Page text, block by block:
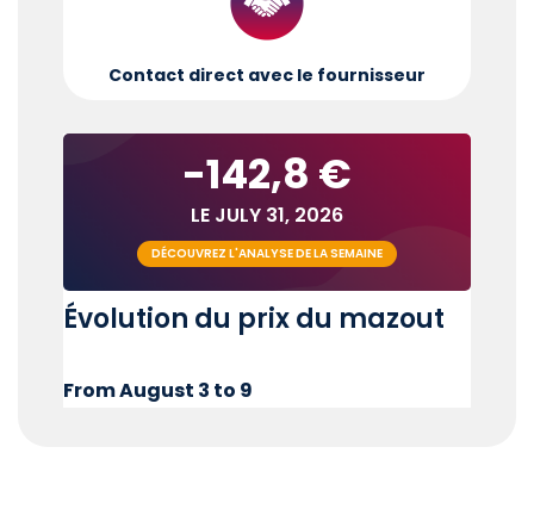
Contact direct avec le fournisseur
-142,8 €
LE JULY 31, 2026
DÉCOUVREZ L'ANALYSE DE LA SEMAINE
Évolution du prix du mazout
From August 3 to 9